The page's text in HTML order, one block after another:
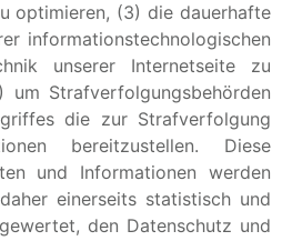
optimieren, (3) die dauerhafte
informationstechnologischen
unserer Internetseite zu
um Strafverfolgungsbehörden
die zur Strafverfolgung
bereitzustellen. Diese
und Informationen werden
einerseits statistisch und
den Datenschutz und